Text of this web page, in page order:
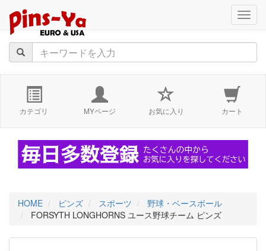
カテゴリ MYページ お気に入り カート
HOME ピンズ スポーツ
野球・ベースボール
FORSYTH LONGHORNS ユース野球チーム ピンズ